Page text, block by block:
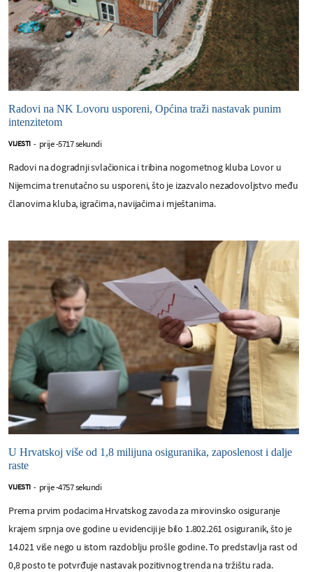
Radovi na NK Lovoru usporeni, Općina traži nastavak punim
intenzitetom
VIJESTI - prije -5717 sekundi
Radovi na dogradnji svlačionica i tribina nogometnog kluba Lovor u
Nijemcima trenutačno su usporeni, što je izazvalo nezadovoljstvo među
članovima kluba, igračima, navijačima i mještanima.
U Hrvatskoj više od 1,8 milijuna osiguranika, zaposlenost i dalje
raste
VIJESTI - prije -4757 sekundi
Prema prvim podacima Hrvatskog zavoda za mirovinsko osiguranje
krajem srpnja ove godine u evidenciji je bilo 1.802.261 osiguranik, što je
14.021 više nego u istom razdoblju prošle godine. To predstavlja rast od
0,8 posto te potvrđuje nastavak pozitivnog trenda na tržištu rada.